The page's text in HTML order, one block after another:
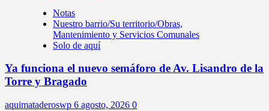
Notas
Nuestro barrio/Su territorio/Obras,
Mantenimiento y Servicios Comunales
Solo de aquí
Ya funciona el nuevo semáforo de Av. Lisandro de la
Torre y Bragado
aquimataderoswp 6 agosto, 2026 0